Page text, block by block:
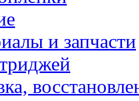
и запчасти